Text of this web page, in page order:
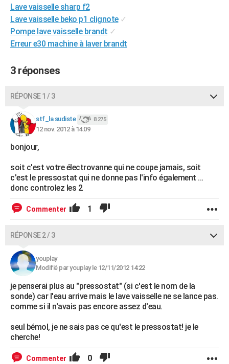
CARTE DE VOEUX
Carte de Noël
Carte Bonne année
Carte Saint-Valentin
Carte Pâques
Carte d'anniversaire
DICTIONNAIRE
Dictionnaire
Biographies
Citations
Expressions
Proverbes
PROGRAMME TV
COPAINS D'AVANT
Bricolage
Lifestyle
Culture
Sport
Auto
Television
Voyage
Cinema
Lave vaisselle sharp f2
Lave vaisselle beko p1 clignote ✓
Pompe lave vaisselle brandt ✓
Erreur e30 machine à laver brandt
3 réponses
RÉPONSE 1 / 3
stf_la sudiste 8 275
12 nov. 2012 à 14:09
bonjour,
soit c'est votre électrovanne qui ne coupe jamais, soit
c'est le pressostat qui ne donne pas l'info également ...
donc controlez les 2
Commenter 1
RÉPONSE 2 / 3
youplay
Modifié par youplay le 12/11/2012 14:22
je penserai plus au "pressostat" (si c'est le nom de la
sonde) car l'eau arrive mais le lave vaisselle ne se lance pas.
comme si il n'avais pas encore assez d'eau.
seul bémol, je ne sais pas ce qu'est le pressostat! je le
cherche!
Commenter 0